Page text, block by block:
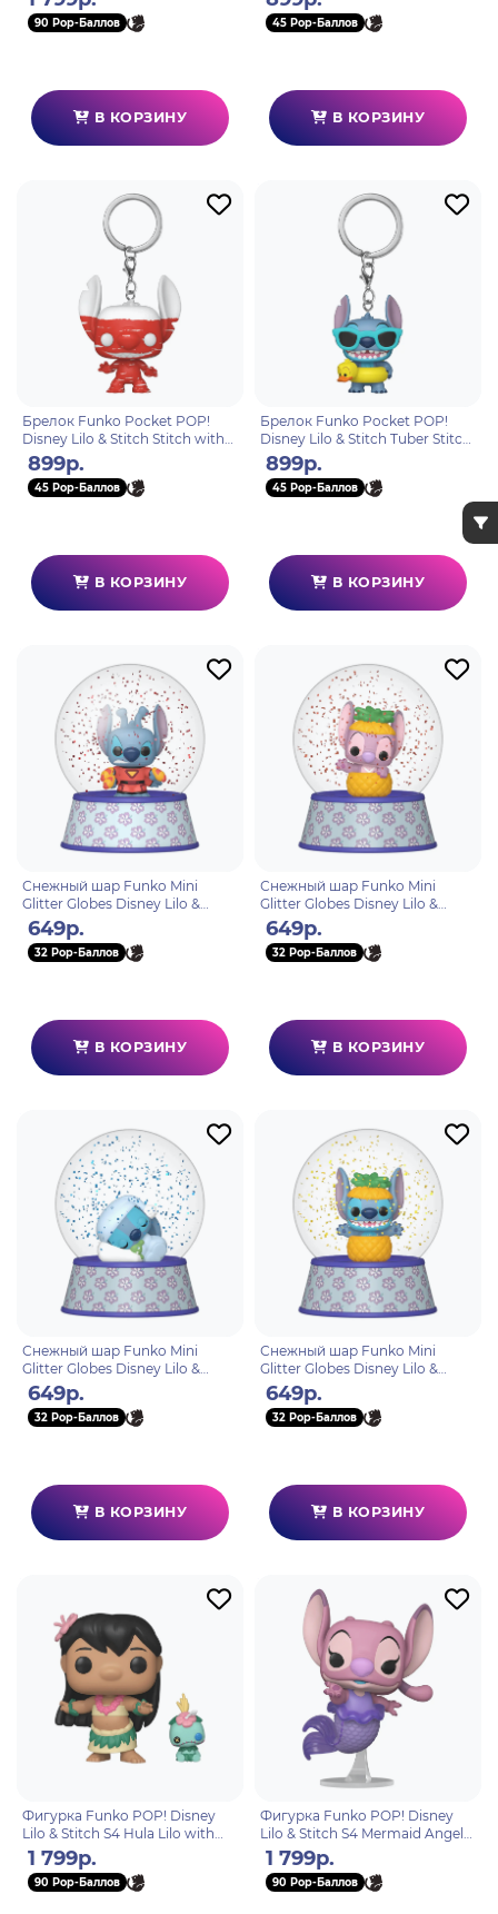
90 Pop-Баллов
В КОРЗИНУ
45 Pop-Баллов
В КОРЗИНУ
Брелок Funko Pocket POP!
Disney Lilo & Stitch Stitch with
mood chart (Deco) 91906
899р.
45 Pop-Баллов
В КОРЗИНУ
Брелок Funko Pocket POP!
Disney Lilo & Stitch Tuber Stitch
90674
899р.
45 Pop-Баллов
В КОРЗИНУ
Снежный шар Funko Mini
Glitter Globes Disney Lilo &
Stitch 626 Stitch 90668
649р.
32 Pop-Баллов
В КОРЗИНУ
Снежный шар Funko Mini
Glitter Globes Disney Lilo &
Stitch Angel in Pineapple 90669
649р.
32 Pop-Баллов
В КОРЗИНУ
Снежный шар Funko Mini
Glitter Globes Disney Lilo &
Stitch Sleeping Stitch 90670
649р.
32 Pop-Баллов
В КОРЗИНУ
Снежный шар Funko Mini
Glitter Globes Disney Lilo &
Stitch Stitch in Pineapple 90671
649р.
32 Pop-Баллов
В КОРЗИНУ
Фигурка Funko POP! Disney
Lilo & Stitch S4 Hula Lilo with
Scrump (1741) 90342
1 799р.
90 Pop-Баллов
Фигурка Funko POP! Disney
Lilo & Stitch S4 Mermaid Angel
(1743) 90344
1 799р.
90 Pop-Баллов